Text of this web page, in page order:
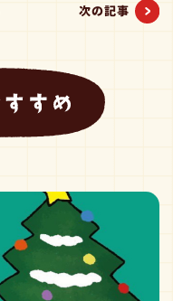
次の記事